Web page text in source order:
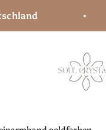
Soul Crystals